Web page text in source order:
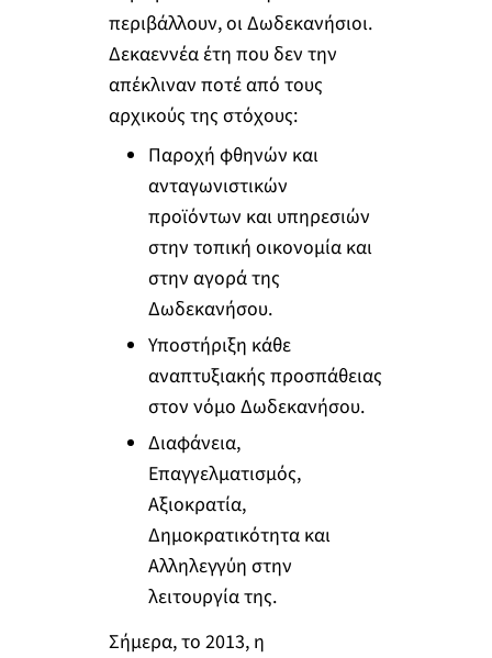
περιβάλλουν, οι Δωδεκανήσιοι.
Δεκαεννέα έτη που δεν την
απέκλιναν ποτέ από τους
αρχικούς της στόχους:
Παροχή φθηνών και
ανταγωνιστικών
προϊόντων και υπηρεσιών
στην τοπική οικονομία και
στην αγορά της
Δωδεκανήσου.
Υποστήριξη κάθε
αναπτυξιακής προσπάθειας
στον νόμο Δωδεκανήσου.
Διαφάνεια,
Επαγγελματισμός,
Αξιοκρατία,
Δημοκρατικότητα και
Αλληλεγγύη στην
λειτουργία της.
Σήμερα, το 2013, η